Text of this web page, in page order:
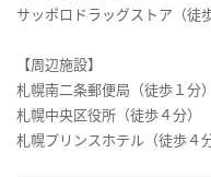
サッポロドラッグストア（徒
【周辺施設】
札幌南二条郵便局（徒歩１分）
札幌中央区役所（徒歩４分）
札幌プリンスホテル（徒歩４分